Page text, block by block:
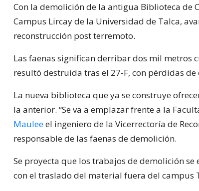
Con la demolición de la antigua Biblioteca de
Campus Lircay de la Universidad de Talca,
reconstrucción post terremoto.
Las faenas significan derribar dos mil metros
resultó destruida tras el 27-F, con pérdidas
La nueva biblioteca que ya se construye
la anterior. “Se va a emplazar frente a la
Mauleeel ingeniero de la Vicerrectoría de
responsable de las faenas de demolición.
Se proyecta que los trabajos de demolición
con el traslado del material fuera del campus